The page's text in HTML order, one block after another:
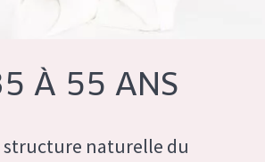
LA PEAU
À 55 ANS
structure naturelle du